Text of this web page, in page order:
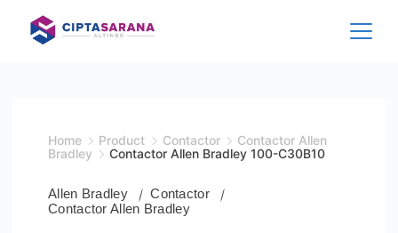
content
Home Product Contactor
Contactor Allen
Bradley
Contactor Allen Bradley 100-C30B10
Allen Bradley
Contactor
Contactor Allen Bradley